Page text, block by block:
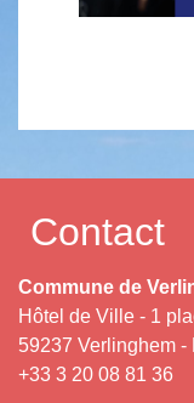
Contact
Commune de
Hôtel de Ville - 1
59237 Verlinghem -
+33 3 20 08 81 36